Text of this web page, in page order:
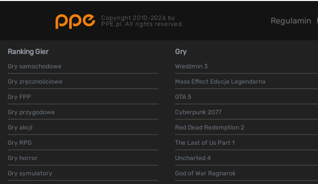
Copyright 2010-2026 by
PPE.pl. All rights reserved.
Regulamin
Ranking Gier
Gry samochodowe
Gry zręcznościowe
Gry FPP
Gry przygodowe
Gry akcji
Gry RPG
Gry horror
Gry symulatory
Gry
Wiedźmin 3
Mass Effect Edycja Legendarna
GTA 5
Cyberpunk 2077
Red Dead Redemption 2
The Last of Us Part 1
Uncharted 4
God of War Ragnarok